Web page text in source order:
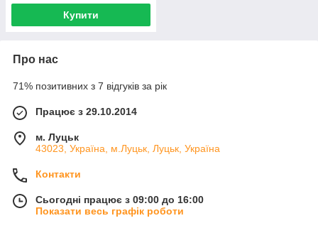
Купити
Про нас
71% позитивних з 7 відгуків за рік
Працює з 29.10.2014
м. Луцьк
43023, Україна, м.Луцьк, Луцьк, Україна
Контакти
Сьогодні працює з 09:00 до 16:00
Показати весь графік роботи